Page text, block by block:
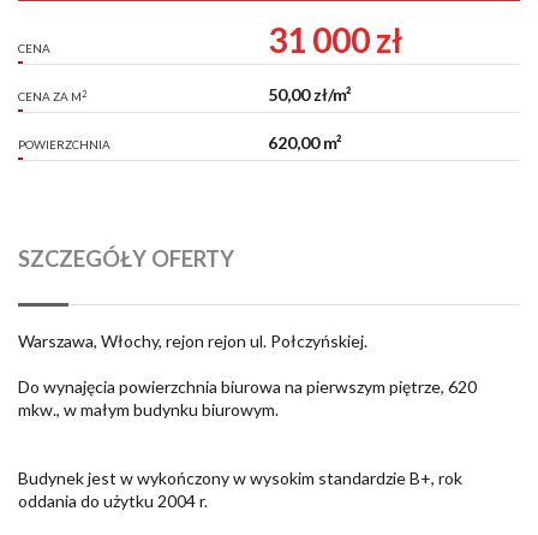
CENA 31 000 zł
CENA ZA M2 50,00 zł/m²
POWIERZCHNIA 620,00 m²
SZCZEGÓŁY OFERTY
Warszawa, Włochy, rejon rejon ul. Połczyńskiej.
Do wynajęcia powierzchnia biurowa na pierwszym piętrze, 620
mkw., w małym budynku biurowym.
Budynek jest w wykończony w wysokim standardzie B+, rok
oddania do użytku 2004 r.